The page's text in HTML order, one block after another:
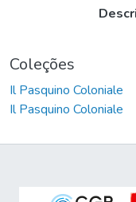
Coleções
Il Pasquino Coloniale
Il Pasquino Coloniale